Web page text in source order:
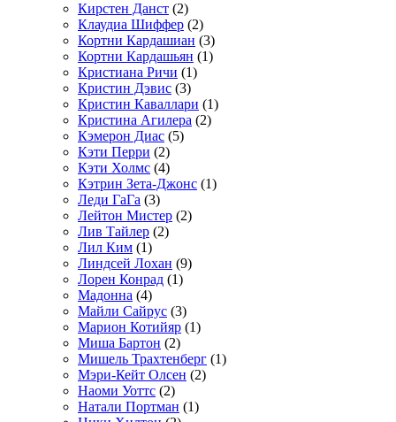
Кирстен Данст (2)
Клаудиа Шиффер (2)
Кортни Кардашиан (3)
Кортни Кардашьян (1)
Кристиана Ричи (1)
Кристин Дэвис (3)
Кристин Каваллари (1)
Кристина Агилера (2)
Кэмерон Диас (5)
Кэти Перри (2)
Кэти Холмс (4)
Кэтрин Зета-Джонс (1)
Леди ГаГа (3)
Лейтон Мистер (2)
Лив Тайлер (2)
Лил Ким (1)
Линдсей Лохан (9)
Лорен Конрад (1)
Мадонна (4)
Майли Сайрус (3)
Марион Котийяр (1)
Миша Бартон (2)
Мишель Трахтенберг (1)
Мэри-Кейт Олсен (2)
Наоми Уоттс (2)
Натали Портман (1)